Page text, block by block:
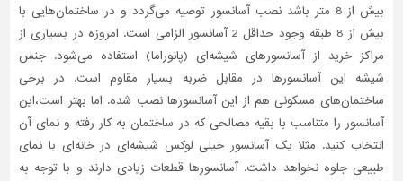
بیش از 8 متر باشد نصب آسانسور توصیه می‌گردد و در ساختمان‌هایی با
بیش از 8 طبقه وجود حداقل 2 آسانسور الزامی است. امروزه در بسیاری از
مراکز خرید از آسانسورهای شیشه‌ای (پانوراما) استفاده می‌شود. جنس
شیشه این آسانسورها در مقابل ضربه بسیار مقاوم است. در برخی
ساختمان‌های مسکونی هم از این آسانسورها نصب شده. اما بهتر است،این
آسانسور را متناسب با بقیه مصالحی که در ساختمان به کار رفته و نمای آن
انتخاب کنید. مثلا یک آسانسور خیلی لوکس شیشه‌ای در خانه‌ای با نمای
طبیعی جلوه نخواهد داشت. آسانسورها قطعات زیادی دارند و با توجه به